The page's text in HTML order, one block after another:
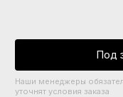
Под
Наши менеджеры
уточнят условия заказа